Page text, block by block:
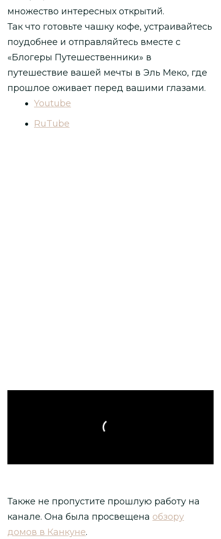
множество интересных открытий.
Так что готовьте чашку кофе, устраивайтесь
поудобнее и отправляйтесь вместе с
«Блогеры Путешественники» в
путешествие вашей мечты в Эль Меко, где
прошлое оживает перед вашими глазами.
Youtube
RuTube
Также не пропустите прошлую работу на
канале. Она была просвещена обзору
домов в Канкуне.